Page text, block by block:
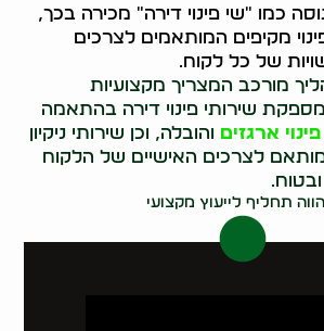
כמו "שי פינוי דירה" מכירה בכך,
מקיפים המותאמים לצרכים
של כל לקוח.
מורכב המצריך מקצועיות
שירותי פינוי דירה בהתאמה
פינוי ארגזים והובלה, וכן שירותי ניקיון
לצרכים האישיים של הלקוח
ובטוח.
תחליף לייעוץ מקצועי